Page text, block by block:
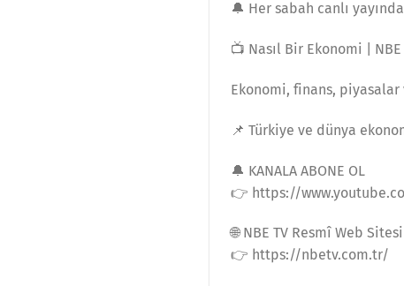
🔔 Her sabah canlı
📺 Nasıl Bir Ekonomi | NBE
Ekonomi, finans,
📌 Türkiye ve dünya
🔔 KANALA ABONE OL
👉 https://
🌐 NBE TV Resmî Web Sitesi
👉 https://nbetv.com.tr/